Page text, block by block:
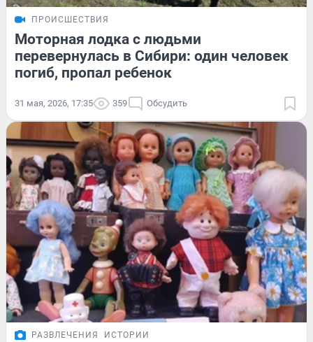
ПРОИСШЕСТВИЯ
Моторная лодка с людьми
перевернулась в Сибири: один человек
погиб, пропал ребенок
31 мая, 2026, 17:35 359 Обсудить
РАЗВЛЕЧЕНИЯ ИСТОРИИ